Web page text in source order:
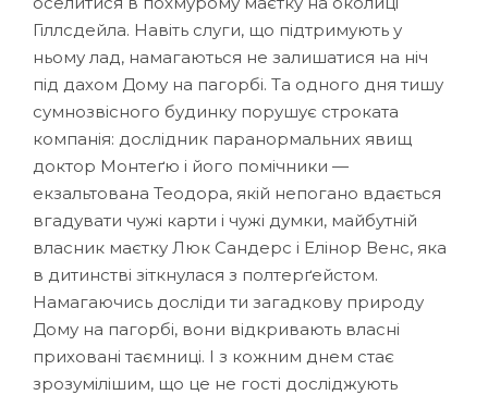
Гіллсдейла. Навіть слуги, що підтримують у
ньому лад, намагаються не залишатися на ніч
під дахом Дому на пагорбі. Та одного дня тишу
сумнозвісного будинку порушує строката
компанія: дослідник паранормальних явищ
доктор Монтеґю і його помічники —
екзальтована Теодора, якій непогано вдається
вгадувати чужі карти і чужі думки, майбутній
власник маєтку Люк Сандерс і Елінор Венс, яка
в дитинстві зіткнулася з полтерґейстом.
Намагаючись досліди ти загадкову природу
Дому на пагорбі, вони відкривають власні
приховані таємниці. І з кожним днем стає
зрозумілішим, що це не гості досліджують